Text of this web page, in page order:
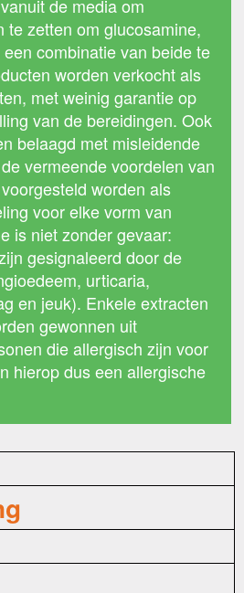
de media om
te zetten om glucosamine,
combinatie van beide te
worden verkocht als
met weinig garantie op
van de bereidingen. Ook
belaagd met misleidende
vermeende voordelen van
worden als
voor elke vorm van
is niet zonder gevaar:
gesignaleerd door de
urticaria,
en jeuk). Enkele extracten
gewonnen uit
die allergisch zijn voor
hierop dus een allergische